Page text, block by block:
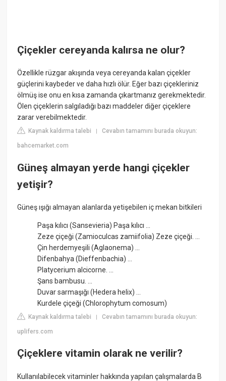
Çiçekler cereyanda kalırsa ne olur?
Özellikle rüzgar akışında veya cereyanda kalan çiçekler
güçlerini kaybeder ve daha hızlı ölür. Eğer bazı çiçekleriniz
ölmüş ise onu en kısa zamanda çıkartmanız gerekmektedir.
Ölen çiçeklerin salgıladığı bazı maddeler diğer çiçeklere
zarar verebilmektedir.
Kaynak kaldırma talebi |Cevabın tamamını burada okuyun:
bahcemarket.com
Güneş almayan yerde hangi çiçekler
yetişir?
Güneş ışığı almayan alanlarda yetişebilen iç mekan bitkileri
Paşa kılıcı (Sansevieria) Paşa kılıcı ...
Zeze çiçeği (Zamioculcas zamiifolia) Zeze çiçeği. ...
Çin herdemyeşili (Aglaonema) ...
Difenbahya (Dieffenbachia) ...
Platycerium alcicorne. ...
Şans bambusu. ...
Duvar sarmaşığı (Hedera helix) ...
Kurdele çiçeği (Chlorophytum comosum)
Kaynak kaldırma talebi |Cevabın tamamını burada okuyun:
uplifers.com
Çiçeklere vitamin olarak ne verilir?
Kullanılabilecek vitaminler hakkında yapılan çalışmalarda B